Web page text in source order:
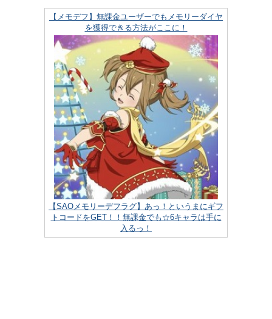
【メモデフ】無課金ユーザーでもメモリーダイヤ
を獲得できる方法がここに！
【SAOメモリーデフラグ】あっ！というまにギフ
トコードをGET！！無課金でも☆6キャラは手に
入るっ！